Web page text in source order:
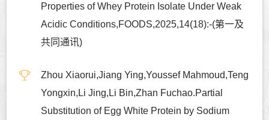
Properties of Whey Protein Isolate Under Weak
Acidic Conditions,FOODS,2025,14(18):-(第一及
共同通讯)
Zhou Xiaorui,Jiang Ying,Youssef Mahmoud,Teng
Yongxin,Li Jing,Li Bin,Zhan Fuchao.Partial
Substitution of Egg White Protein by Sodium